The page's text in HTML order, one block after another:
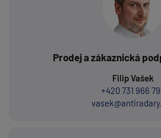
Prodej a zákaznická
Filip Vašek
+420 731 966